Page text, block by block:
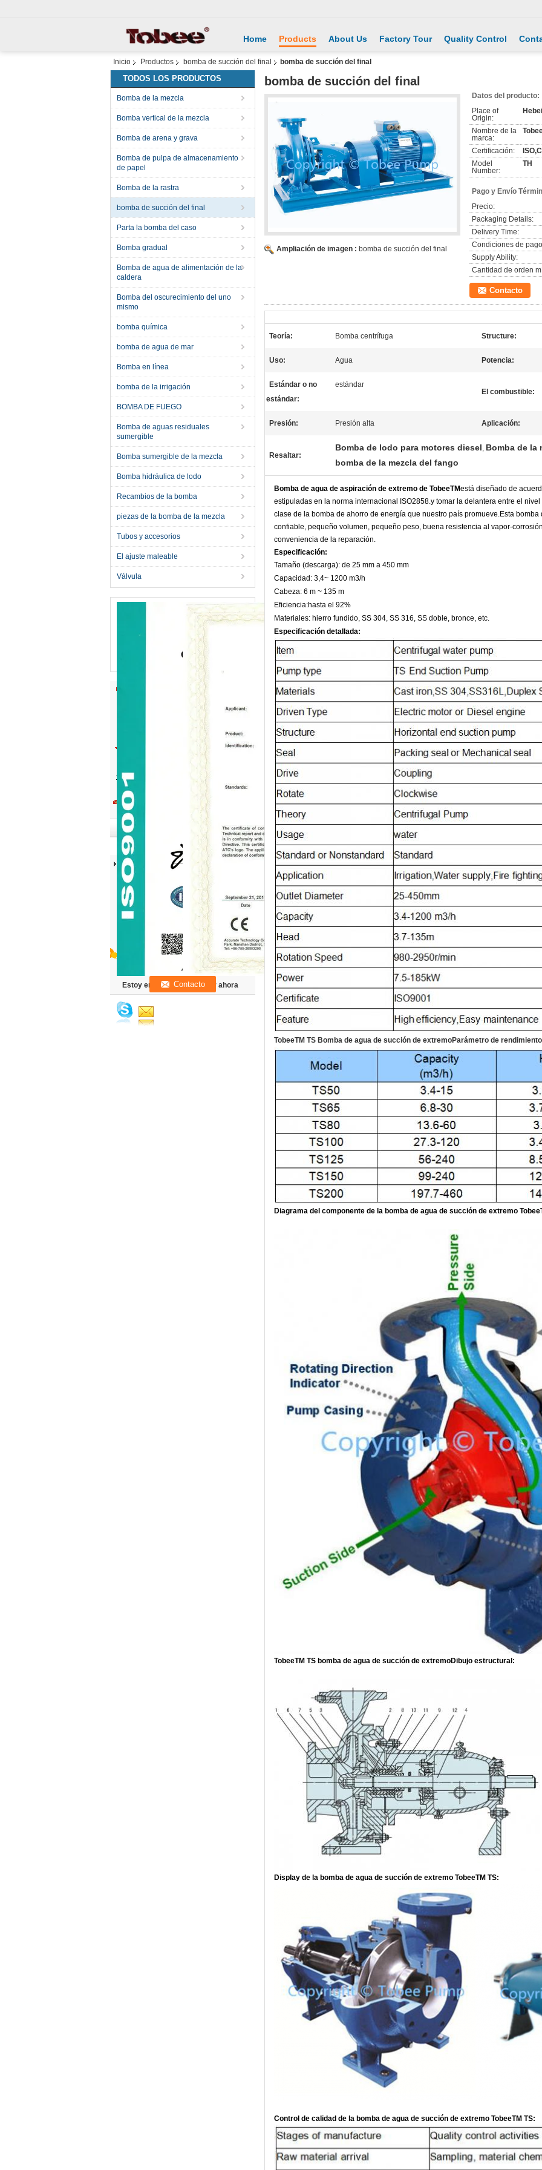
Home Products About Us Factory Tour Quality Control
Inicio Productos bomba de succión del final bomba de succión del final
TODOS LOS PRODUCTOS
Bomba de la mezcla
Bomba vertical de la mezcla
Bomba de arena y grava
Bomba de pulpa de almacenamiento
de papel
Bomba de la rastra
bomba de succión del final
Parta la bomba del caso
Bomba gradual
Bomba de agua de alimentación de la
caldera
Bomba del oscurecimiento del uno
mismo
bomba química
bomba de agua de mar
Bomba en línea
bomba de la irrigación
BOMBA DE FUEGO
Bomba de aguas residuales
sumergible
Bomba sumergible de la mezcla
Bomba hidráulica de lodo
Recambios de la bomba
piezas de la bomba de la mezcla
Tubos y accesorios
El ajuste maleable
Válvula
Estoy en línea para chatear ahora
bomba de succión del final
Ampliación de imagen : bomba de succión del final
Datos del producto:
Place of
Origin:
Hebei
Nombre de la
marca:
Certificación:
Model
Number:
TH
Pago y Envío
Precio:
Packaging Details:
Delivery Time:
Condiciones de
Supply Ability:
Cantidad de orden
Contacto
Teoría: Bomba centrífuga Structure:
Uso: Agua Potencia:
Estándar o no
estándar:
estándar
El combustible:
Presión: Presión alta Aplicación:
Resaltar:
Bomba de lodo para motores diesel, Bomba de la
bomba de la mezcla del fango
Bomba de agua de aspiración de extremo de TobeeTMestá diseñado de
estipuladas en la norma internacional ISO2858.y tomar la delantera entre el
clase de la bomba de ahorro de energía que nuestro país promueve.Esta
confiable, pequeño volumen, pequeño peso, buena resistencia al vapor-
conveniencia de la reparación.
Especificación:
Tamaño (descarga): de 25 mm a 450 mm
Capacidad: 3,4~ 1200 m3/h
Cabeza: 6 m ~ 135 m
Eficiencia:hasta el 92%
Materiales: hierro fundido, SS 304, SS 316, SS doble, bronce, etc.
Especificación detallada:
TobeeTM TS Bomba de agua de succión de extremoParámetro de
Diagrama del componente de la bomba de agua de succión de extremo
TobeeTM TS bomba de agua de succión de extremoDibujo estructural:
Display de la bomba de agua de succión de extremo TobeeTM TS:
Control de calidad de la bomba de agua de succión de extremo TobeeTM TS: